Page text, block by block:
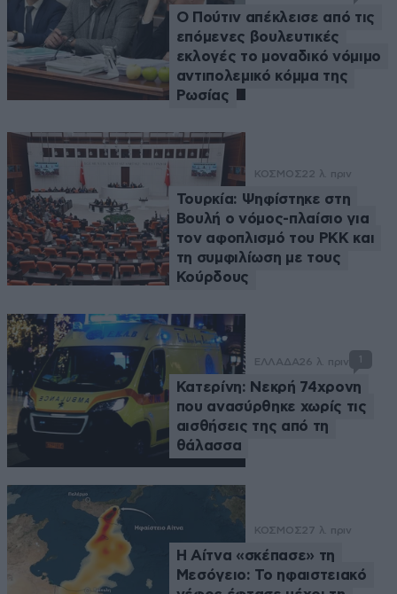
Ο Πούτιν απέκλεισε από τις
επόμενες βουλευτικές
εκλογές το μοναδικό νόμιμο
αντιπολεμικό κόμμα της
Ρωσίας
ΚΟΣΜΟΣ22 λ. πριν
Τουρκία: Ψηφίστηκε στη
Βουλή ο νόμος-πλαίσιο για
τον αφοπλισμό του PKK και
τη συμφιλίωση με τους
Κούρδους
ΕΛΛΑΔΑ26 λ. πριν 1
Κατερίνη: Νεκρή 74χρονη
που ανασύρθηκε χωρίς τις
αισθήσεις της από τη
θάλασσα
ΚΟΣΜΟΣ27 λ. πριν
Η Αίτνα «σκέπασε» τη
Μεσόγειο: Το ηφαιστειακό